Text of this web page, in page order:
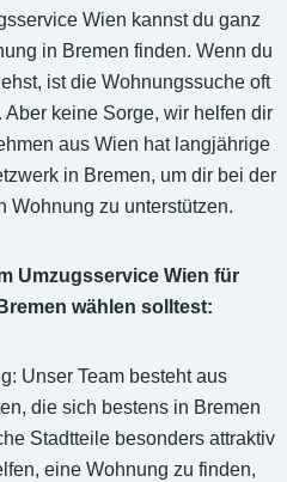
Wien kannst du ganz
in Bremen finden. Wenn du
ist die Wohnungssuche oft
keine Sorge, wir helfen dir
aus Wien hat langjährige
in Bremen, um dir bei der
Wohnung zu unterstützen.
Umzugsservice Wien für
wählen solltest:
Unser Team besteht aus
die sich bestens in Bremen
Stadtteile besonders attraktiv
eine Wohnung zu finden,